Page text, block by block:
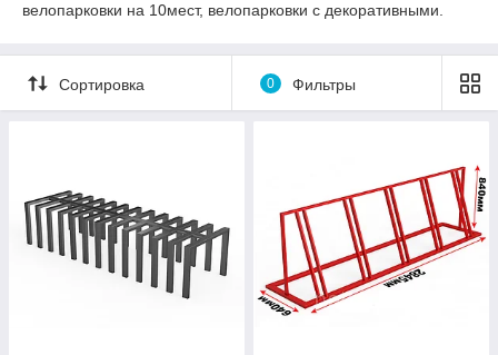
велопарковки на 10мест, велопарковки с декоративными.
Сортировка 0 Фильтры